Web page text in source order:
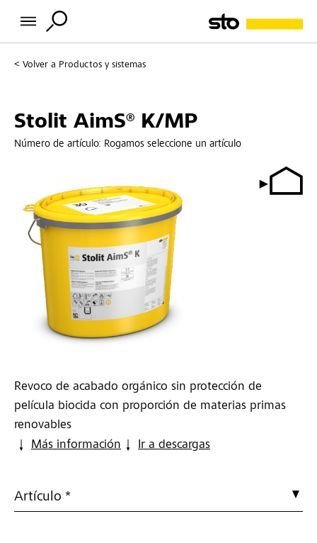
Volver a Productos y sistemas
Stolit AimS® K/MP
Número de artículo: Rogamos seleccione un artículo
Revoco de acabado orgánico sin protección de
película biocida con proporción de materias primas
renovables
Más información
Ir a descargas
Artículo *